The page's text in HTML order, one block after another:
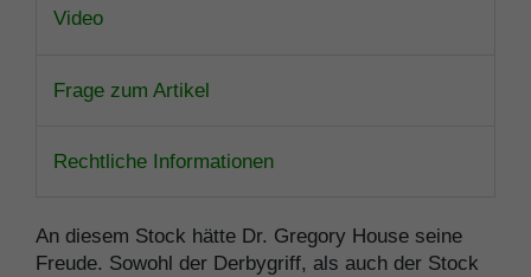
Video
Frage zum Artikel
Rechtliche Informationen
An diesem Stock hätte Dr. Gregory House seine
Freude. Sowohl der Derbygriff, als auch der Stock